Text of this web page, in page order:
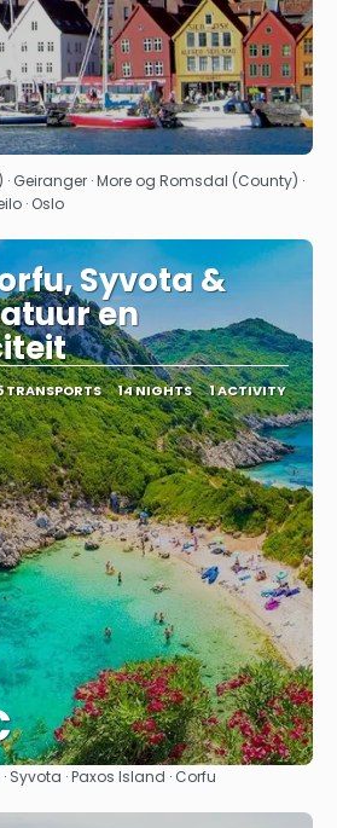
See
Geiranger · More og Romsdal (County) ·
· Oslo
Syvota &
en
TRANSPORTS 14 NIGHTS 1 ACTIVITY
See
Syvota · Paxos Island · Corfu